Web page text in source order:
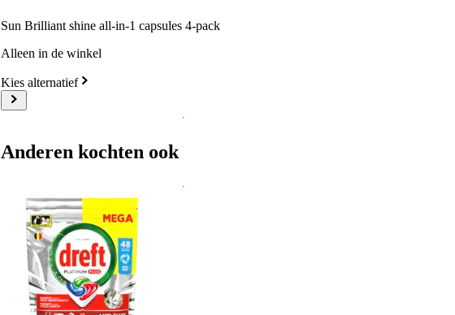
Sun Brilliant shine all-in-1 capsules 4-pack
Alleen in de winkel
Kies alternatief
Anderen kochten ook